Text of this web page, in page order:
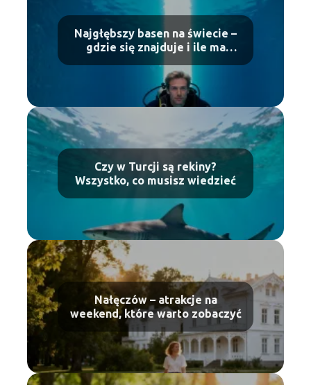
Najgłębszy basen na świecie –
gdzie się znajduje i ile ma
Czy w Turcji są rekiny?
Wszystko, co musisz wiedzieć
Nałęczów – atrakcje na
weekend, które warto zobaczyć